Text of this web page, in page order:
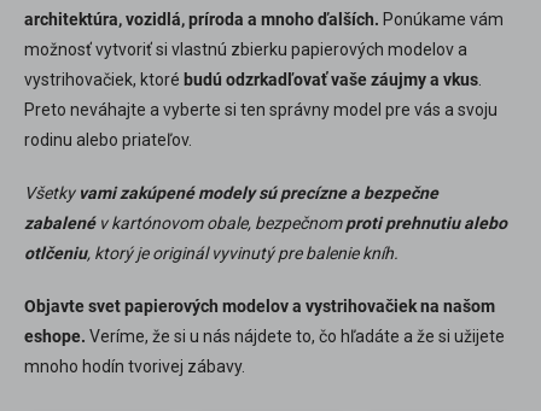
architektúra, vozidlá, príroda a mnoho ďalších. Ponúkame vám
možnosť vytvoriť si vlastnú zbierku papierových modelov a
vystrihovačiek, ktoré budú odzrkadľovať vaše záujmy a vkus
Preto neváhajte a vyberte si ten správny model pre vás a svoju
rodinu alebo priateľov.
Všetky vami zakúpené modely sú precízne a bezpečne
zabalenév kartónovom obale, bezpečnomproti prehnutiu alebo
otlčeniu, ktorý je originál vyvinutý pre balenie kníh.
Objavte svet papierových modelov a vystrihovačiek na našom
eshope. Veríme, že si u nás nájdete to, čo hľadáte a že si užijete
mnoho hodín tvorivej zábavy.